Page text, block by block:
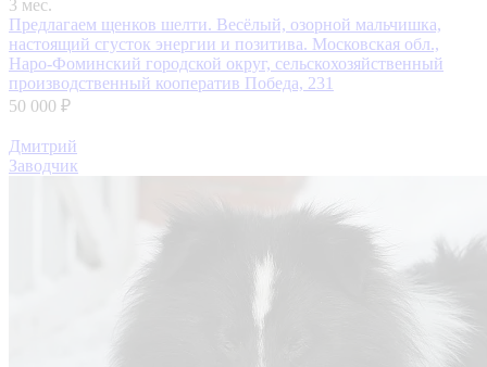
3 мес.
Предлагаем щенков шелти. Весёлый, озорной мальчишка,
настоящий сгусток энергии и позитива. Московская обл.,
Наро-Фоминский городской округ, сельскохозяйственный
производственный кооператив Победа, 231
50 000 ₽
Дмитрий
Заводчик